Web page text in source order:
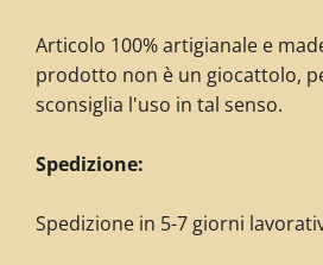
Articolo 100% artigianale e
prodotto non è un giocattolo,
sconsiglia l'uso in tal senso.
Spedizione:
Spedizione in 5-7 giorni